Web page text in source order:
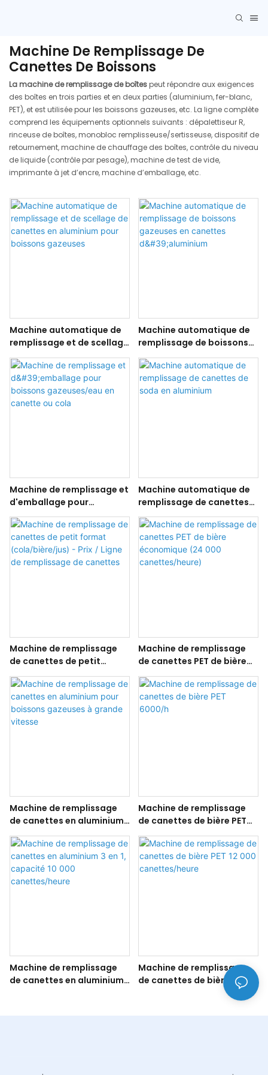
Machine De Remplissage De
Canettes De Boissons
La machine de remplissage de boîtespeut répondre aux exigences
des boîtes en trois parties et en deux parties (aluminium, fer-blanc,
PET), et est utilisée pour les boissons gazeuses, etc. La ligne complète
comprend les équipements optionnels suivants : dépalettiseur R,
rinceuse de boîtes, monobloc remplisseuse/sertisseuse, dispositif de
retournement, machine de chauffage des boîtes, contrôle du niveau
de liquide (contrôle par pesage), machine de test de vide,
imprimante à jet d’encre, machine d’emballage, etc.
Machine automatique de
remplissage et de scellage
de canettes en aluminium
pour boissons gazeuses
Machine automatique de
remplissage de boissons
gazeuses en canettes
d'aluminium
Machine de remplissage et
d'emballage pour
boissons gazeuses/eau en
canette ou cola
Machine automatique de
remplissage de canettes
de soda en aluminium
Machine de remplissage
de canettes de petit
format (cola/bière/jus) -
Prix / Ligne de remplissage
de canettes
Machine de remplissage
de canettes PET de bière
économique (24 000
canettes/heure)
Machine de remplissage
de canettes en aluminium
pour boissons gazeuses à
grande vitesse
Machine de remplissage
de canettes de bière PET
6000/h
Machine de remplissage
de canettes en aluminium
Machine de remplissage
de canettes de bière PET 12
000 canettes/heure